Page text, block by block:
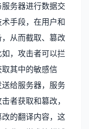
务器进行数据交
手段，在用户和
从而截取、篡改
，攻击者可以拦
其中的敏感信
给服务器，服务
者获取和篡改，
的翻译内容，这